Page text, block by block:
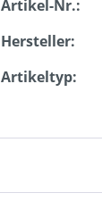
Artikel-Nr.:
Hersteller:
Artikeltyp: